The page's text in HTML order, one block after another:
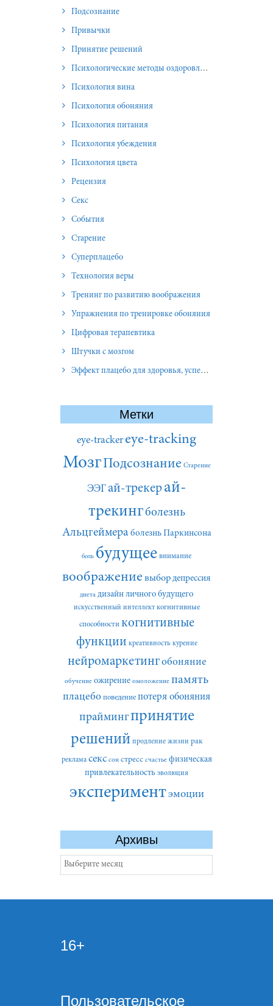
Подсознание
Привычки
Принятие решений
Психологические методы оздоровления и омоложения
Психология вина
Психология обоняния
Психология питания
Психология убеждения
Психология цвета
Рецензия
Секс
События
Старение
Суперплацебо
Технология веры
Тренинг по развитию воображения
Упражнения по тренировке обоняния
Цифровая терапевтика
Штучки с мозгом
Эффект плацебо для здоровья, успеха и отношений
Метки
eye-tracker eye-tracking
МозгПодсознание Старение
ЭЭГай-трекерай-
трекингболезнь
Альцгеймера болезнь Паркинсона
боль будущее внимание
воображение выбор депрессия
диета дизайн личного будущего
искусственный интеллект когнитивные
способности когнитивные
функции креативность курение
нейромаркетингобоняние
обучение ожирение омоложение память
плацебо поведение потеря обоняния
праймингпринятие
решений продление жизни рак
реклама секс сон стресс счастье физическая
привлекательность эволюция
экспериментэмоции
Архивы
Архивы
16+
Пользовательское